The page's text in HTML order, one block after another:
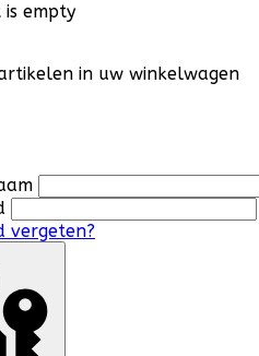
is empty
in uw winkelwagen
vergeten?